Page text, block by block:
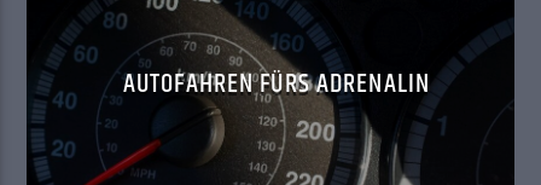
AUTOFAHREN FÜRS ADRENALIN